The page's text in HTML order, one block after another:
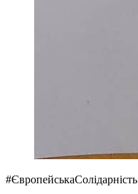
#ЄвропейськаСолідарність